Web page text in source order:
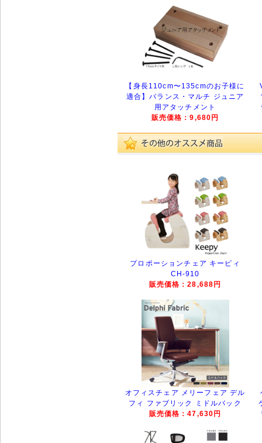
【身長110cm〜135cmのお子様に
適合】バランス・マルチ ジュニア
用アタッチメント
販売価格：9,680円
プロポーションチェア キーピィ
CH-910
販売価格：28,688円
オフィスチェア メリーフェア デル
フィ ファブリック ミドルバック
販売価格：47,630円